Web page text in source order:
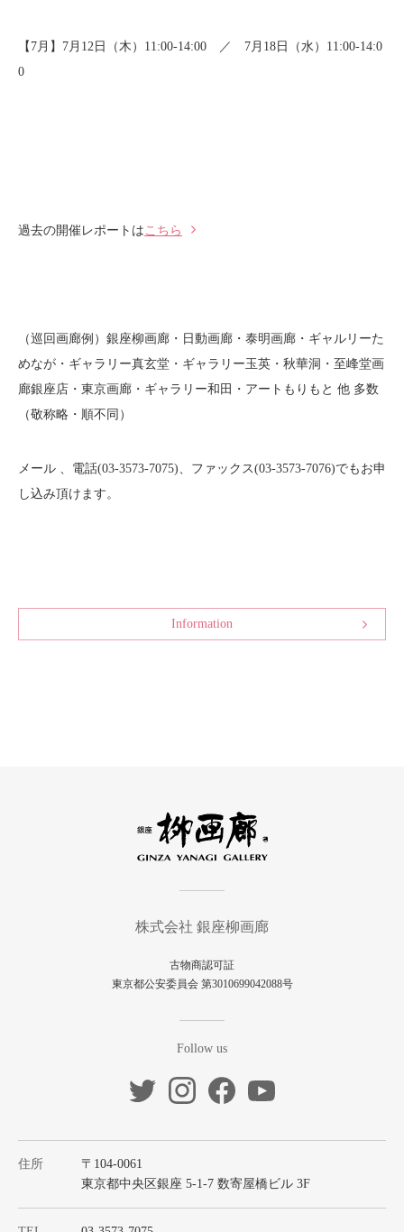
【7月】7月12日（木）11:00-14:00 ／ 7月18日（水）11:00-14:0
0
過去の開催レポートは こちら
（巡回画廊例）銀座柳画廊・日動画廊・泰明画廊・ギャルリーた
めなが・ギャラリー真玄堂・ギャラリー玉英・秋華洞・至峰堂画
廊銀座店・東京画廊・ギャラリー和田・アートもりもと 他 多数
（敬称略・順不同）
メール 、電話(03-3573-7075)、ファックス(03-3573-7076)でもお申
し込み頂けます。
Information
株式会社 銀座柳画廊
古物商認可証
東京都公安委員会 第3010699042088号
Follow us
住所
〒104-0061
東京都中央区銀座 5-1-7 数寄屋橋ビル 3F